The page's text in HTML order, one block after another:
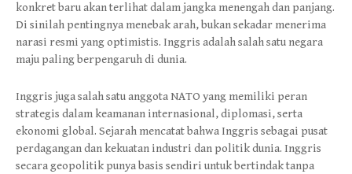
konkret baru akan terlihat dalam jangka menengah dan panjang.
Di sinilah pentingnya menebak arah, bukan sekadar menerima
narasi resmi yang optimistis. Inggris adalah salah satu negara
maju paling berpengaruh di dunia.
Inggris juga salah satu anggota NATO yang memiliki peran
strategis dalam keamanan internasional, diplomasi, serta
ekonomi global. Sejarah mencatat bahwa Inggris sebagai pusat
perdagangan dan kekuatan industri dan politik dunia. Inggris
secara geopolitik punya basis sendiri untuk bertindak tanpa